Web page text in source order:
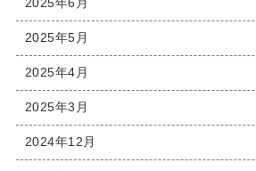
2025年5月
2025年4月
2025年3月
2024年12月